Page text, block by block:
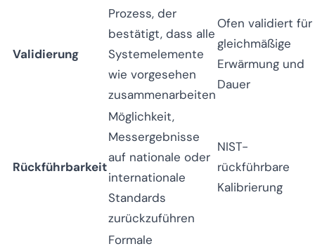
Validierung
Prozess, der
bestätigt, dass alle
Systemelemente
wie vorgesehen
zusammenarbeiten
Ofen validiert für
gleichmäßige
Erwärmung und
Dauer
Rückführbarkeit
Möglichkeit,
Messergebnisse
auf nationale oder
internationale
Standards
zurückzuführen
NIST-
rückführbare
Kalibrierung
Formale